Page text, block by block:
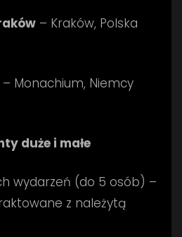
– Kraków, Polska
– Monachium, Niemcy
duże i małe
wydarzeń (do 5 osób) –
z należytą